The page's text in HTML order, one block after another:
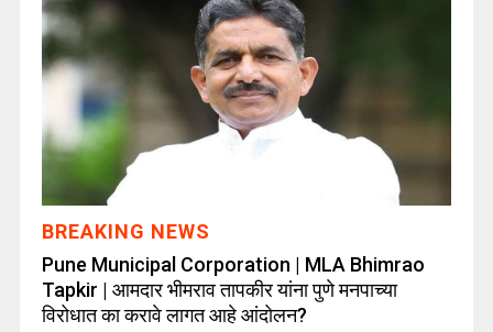
BREAKING NEWS
Pune Municipal Corporation | MLA Bhimrao
Tapkir | आमदार भीमराव तापकीर यांना पुणे मनपाच्या
विरोधात का करावे लागत आहे आंदोलन?